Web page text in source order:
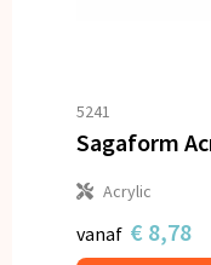
5241
Acrylic
vanaf € 8,78